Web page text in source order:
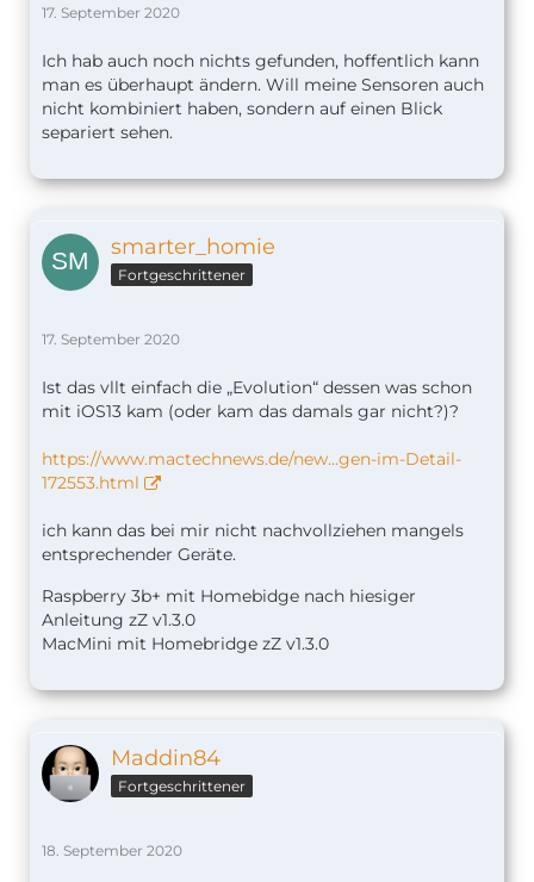
17. September 2020
Ich hab auch noch nichts gefunden, hoffentlich kann
man es überhaupt ändern. Will meine Sensoren auch
nicht kombiniert haben, sondern auf einen Blick
separiert sehen.
smarter_homie
Fortgeschrittener
17. September 2020
Ist das vllt einfach die „Evolution“ dessen was schon
mit iOS13 kam (oder kam das damals gar nicht?)?
https://www.mactechnews.de/new…gen-im-Detail-
172553.html
ich kann das bei mir nicht nachvollziehen mangels
entsprechender Geräte.
Raspberry 3b+ mit Homebidge nach hiesiger
Anleitung zZ v1.3.0
MacMini mit Homebridge zZ v1.3.0
Maddin84
Fortgeschrittener
18. September 2020